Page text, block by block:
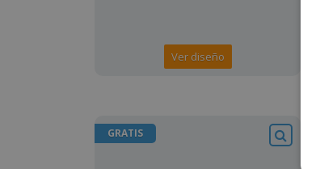
Ver diseño
GRATIS